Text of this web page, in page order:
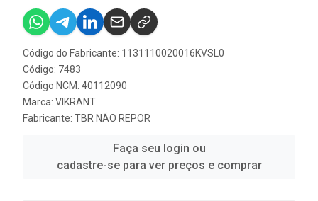
Código do Fabricante: 1131110020016KVSL0
Código: 7483
Código NCM: 40112090
Marca: VIKRANT
Fabricante: TBR NÃO REPOR
Faça seu login ou
cadastre-se para ver preços e comprar